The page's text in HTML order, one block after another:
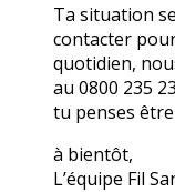
Ta situation
contacter
quotidien,
au 0800 235
tu penses
à bientôt,
L’équipe Fil